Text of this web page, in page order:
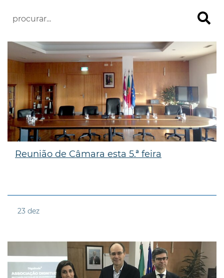
Reunião de Câmara esta 5.ª feira
23 dez